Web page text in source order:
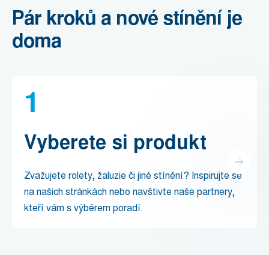
Pár kroků a nové stínění je
doma
1
Vyberete si produkt
Zvažujete rolety, žaluzie či jiné stínění? Inspirujte se
na našich stránkách nebo navštivte naše partnery,
kteří vám s výběrem poradí.